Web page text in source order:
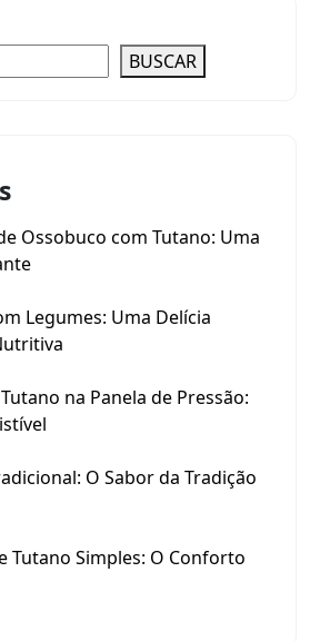
BUSCAR
Ossobuco com Tutano: Uma
Legumes: Uma Delícia
na Panela de Pressão:
O Sabor da Tradição
Tutano Simples: O Conforto